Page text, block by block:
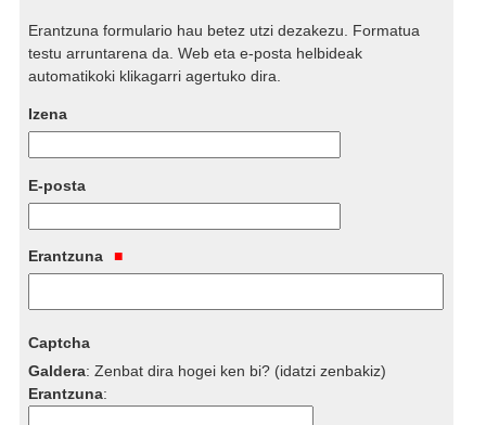
Erantzuna formulario hau betez utzi dezakezu. Formatua
testu arruntarena da. Web eta e-posta helbideak
automatikoki klikagarri agertuko dira.
Izena
E-posta
Erantzuna
Captcha
Galdera:Zenbat dira hogei ken bi? (idatzi zenbakiz)
Erantzuna: